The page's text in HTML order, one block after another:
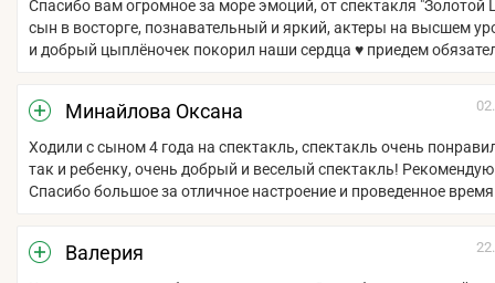
Спасибо вам огромное за море эмоций, от спектакля "Золотой
сын в восторге, познавательный и яркий, актеры на высшем
и добрый цыплёночек покорил наши сердца ♥ приедем
Минайлова Оксана
Ходили с сыном 4 года на спектакль, спектакль очень
так и ребенку, очень добрый и веселый спектакль!
Спасибо большое за отличное настроение и проведенное
Валерия